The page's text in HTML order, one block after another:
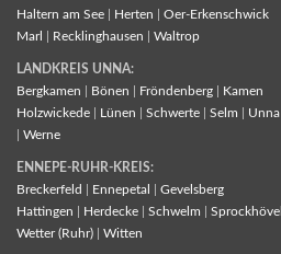
Haltern am See
Herten
Oer-Erkenschwick
Marl
Recklinghausen Waltrop
LANDKREIS UNNA:
Bergkamen
Bönen Fröndenberg
Kamen
Holzwickede
Lünen Schwerte Selm
Unna
Werne
ENNEPE-RUHR-KREIS:
Breckerfeld
Ennepetal
Gevelsberg
Hattingen
Herdecke Schwelm
Sprockhövel
Wetter (Ruhr)
Witten